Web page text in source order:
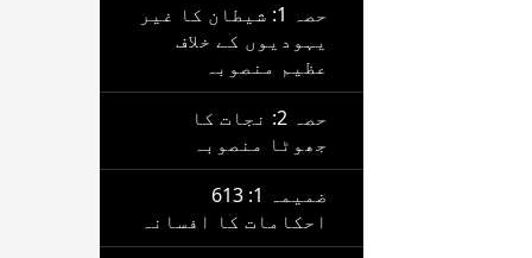
حصہ 1: شیطان کا غیر
یہودیوں کے خلاف
عظیم منصوبہ
حصہ 2: نجات کا
جھوٹا منصوبہ
ضمیمہ 1: 613
احکامات کا افسانہ